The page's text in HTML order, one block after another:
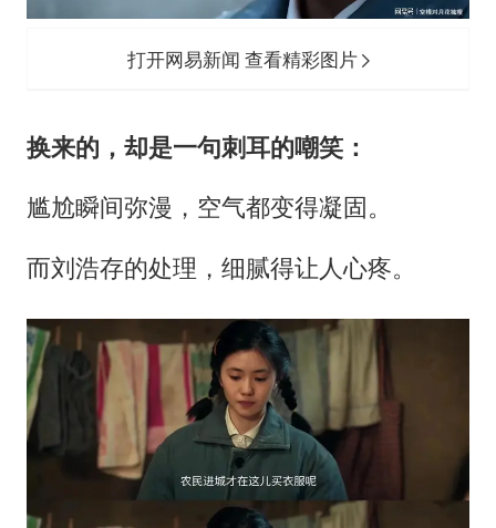
打开网易新闻 查看精彩图片
换来的，却是一句刺耳的嘲笑：
尴尬瞬间弥漫，空气都变得凝固。
而刘浩存的处理，细腻得让人心疼。